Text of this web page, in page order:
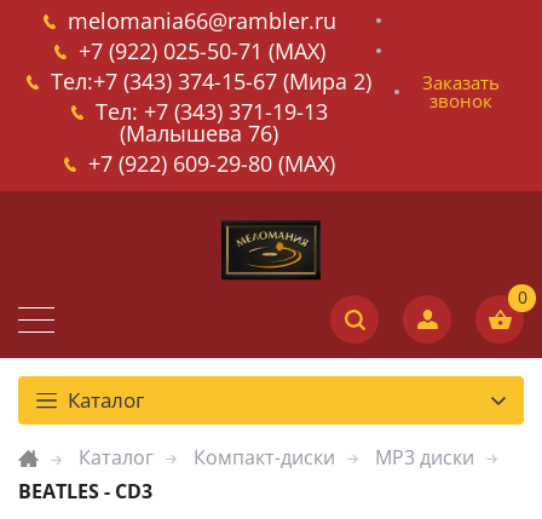
melomania66@rambler.ru
+7 (922) 025-50-71 (MAX)
Тел:+7 (343) 374-15-67 (Мира 2)
Тел: +7 (343) 371-19-13
(Малышева 76)
+7 (922) 609-29-80 (MAX)
Заказать
звонок
Каталог
Каталог Компакт-диски
MP3 диски
BEATLES - CD3